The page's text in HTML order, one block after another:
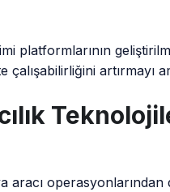
platformlarının
artırmayı
aracı